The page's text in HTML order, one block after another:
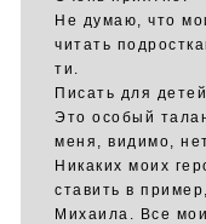
Не думаю, что
читать
ти.
Писать для
Это особый
меня, видимо,
Никаких моих
ставить в
Михаила. Все